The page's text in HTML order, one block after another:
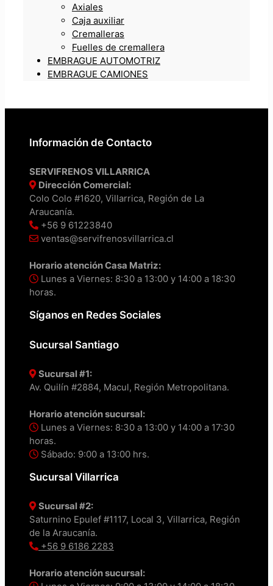
Axiales
Caja auxiliar
Cremalleras
Fuelles de cremallera
EMBRAGUE AUTOMOTRIZ
EMBRAGUE CAMIONES
Información de Contacto
SERVIFRENOS VILLARRICA
Dirección Comercial:
Colo Colo #1620, Villarrica, Región de La
Araucanía.
+56 9 61223840
ventas@servifrenosvillarrica.cl
Horario atención Casa Matriz:
Lunes a Viernes: 8:30 a 13:00 y 14:00 a 18:30
horas.
Síganos en Redes Sociales
Sucursal Santiago
Sucursal #1:
Av. Quilín #2884, Macul, Región Metropolitana.
Horario atención sucursal:
Lunes a Viernes: 8:30 a 13:00 y 14:00 a 17:30
horas.
Sábado: 9:00 a 13:00 hrs.
Sucursal Villarrica
Sucursal #2:
Saturnino Epulef #1117, Local 3, Villarrica, Región
de la Araucanía.
+56 9 6186 2283
Horario atención sucursal: